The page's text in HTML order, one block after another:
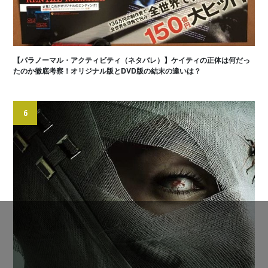
【パラノーマル・アクティビティ（ネタバレ）】ケイティの正体は何だっ
たのか徹底考察！オリジナル版とDVD版の結末の違いは？
6